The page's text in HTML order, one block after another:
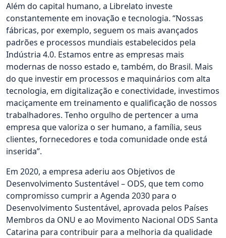
Além do capital humano, a Librelato investe
constantemente em inovação e tecnologia. “Nossas
fábricas, por exemplo, seguem os mais avançados
padrões e processos mundiais estabelecidos pela
Indústria 4.0. Estamos entre as empresas mais
modernas de nosso estado e, também, do Brasil. Mais
do que investir em processos e maquinários com alta
tecnologia, em digitalização e conectividade, investimos
maciçamente em treinamento e qualificação de nossos
trabalhadores. Tenho orgulho de pertencer a uma
empresa que valoriza o ser humano, a família, seus
clientes, fornecedores e toda comunidade onde está
inserida”.
Em 2020, a empresa aderiu aos Objetivos de
Desenvolvimento Sustentável – ODS, que tem como
compromisso cumprir a Agenda 2030 para o
Desenvolvimento Sustentável, aprovada pelos Países
Membros da ONU e ao Movimento Nacional ODS Santa
Catarina para contribuir para a melhoria da qualidade